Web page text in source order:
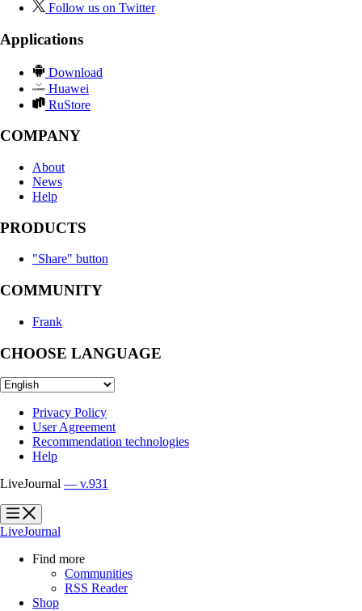
Follow us on Twitter
Applications
Download
Huawei
RuStore
COMPANY
About
News
Help
PRODUCTS
"Share" button
COMMUNITY
Frank
CHOOSE LANGUAGE
Privacy Policy
User Agreement
Recommendation technologies
Help
LiveJournal — v.931
?
?
LiveJournal
Find more
Communities
RSS Reader
Shop